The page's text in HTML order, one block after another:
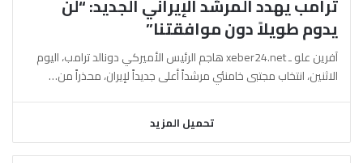
يدوم طويلاً دون موافقتنا”
آفرين علو ـ xeber24.net هاجم الرئيس الأميركي دونالد ترامب، اليوم
الاثنين، انتخاب مجتبى خامنئي مرشداً أعلى جديداً لإيران، محذراً من…
تحميل المزيد